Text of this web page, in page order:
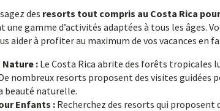
des resorts tout compris au Costa Rica
gamme d’activités adaptées à tous les âges.
aider à profiter au maximum de vos vacances en
Nature : Le Costa Rica abrite des forêts tropicales
nombreux resorts proposent des visites
beauté naturelle.
Enfants : Recherchez des resorts qui proposent